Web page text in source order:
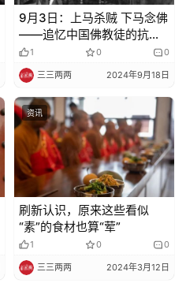
9月3日：上马杀贼 下马念佛
——追忆中国佛教徒的抗日
壮举
1 0 0
三三两两 2024年9月18日
资讯
刷新认识，原来这些看似
“素”的食材也算“荤”
1 0 0
三三两两 2024年3月12日